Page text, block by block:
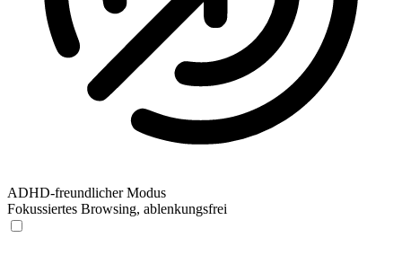
ADHD-freundlicher Modus
Fokussiertes Browsing, ablenkungsfrei